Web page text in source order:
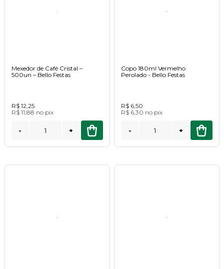
Mexedor de Café Cristal –
500un – Bello Festas
R$ 12,25
R$ 11,88 no pix
- +
Copo 180ml Vermelho
Perolado - Bello Festas
R$ 6,50
R$ 6,30 no pix
- +